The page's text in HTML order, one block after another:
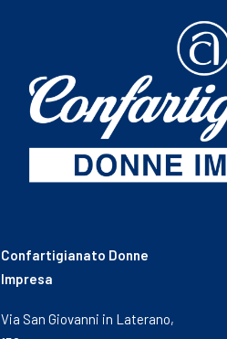
Confartigianato Donne
Impresa
Via San Giovanni in Laterano,